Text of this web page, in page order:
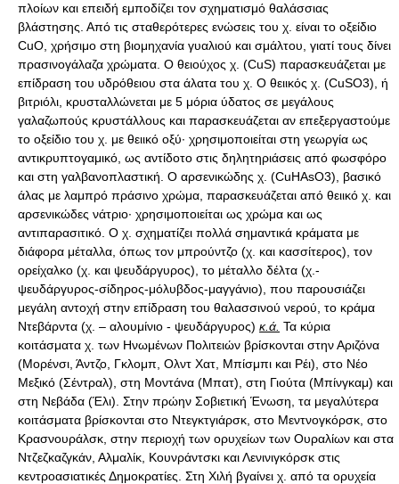
πλοίων και επειδή εμποδίζει τον σχηματισμό θαλάσσιας
βλάστησης. Από τις σταθερότερες ενώσεις του χ. είναι το οξείδιο
CuO, χρήσιμο στη βιομηχανία γυαλιού και σμάλτου, γιατί τους δίνει
πρασινογάλαζα χρώματα. Ο θειούχος χ. (CuS) παρασκευάζεται με
επίδραση του υδρόθειου στα άλατα του χ. Ο θειικός χ. (CuSO3), ή
βιτριόλι, κρυσταλλώνεται με 5 μόρια ύδατος σε μεγάλους
γαλαζωπούς κρυστάλλους και παρασκευάζεται αν επεξεργαστούμε
το οξείδιο του χ. με θειικό οξύ· χρησιμοποιείται στη γεωργία ως
αντικρυπτογαμικό, ως αντίδοτο στις δηλητηριάσεις από φωσφόρο
και στη γαλβανοπλαστική. Ο αρσενικώδης χ. (CuHAsO3), βασικό
άλας με λαμπρό πράσινο χρώμα, παρασκευάζεται από θειικό χ. και
αρσενικώδες νάτριο· χρησιμοποιείται ως χρώμα και ως
αντιπαρασιτικό. Ο χ. σχηματίζει πολλά σημαντικά κράματα με
διάφορα μέταλλα, όπως τον μπρούντζο (χ. και κασσίτερος), τον
ορείχαλκο (χ. και ψευδάργυρος), το μέταλλο δέλτα (χ.-
ψευδάργυρος-σίδηρος-μόλυβδος-μαγγάνιο), που παρουσιάζει
μεγάλη αντοχή στην επίδραση του θαλασσινού νερού, το κράμα
Ντεβάρντα (χ. – αλουμίνιο - ψευδάργυρος) κ.ά. Τα κύρια
κοιτάσματα χ. των Ηνωμένων Πολιτειών βρίσκονται στην Αριζόνα
(Μορένσι, Άντζο, Γκλομπ, Ολντ Χατ, Μπίσμπι και Ρέι), στο Νέο
Μεξικό (Σέντραλ), στη Μοντάνα (Μπατ), στη Γιούτα (Μπίνγκαμ) και
στη Νεβάδα (Έλι). Στην πρώην Σοβιετική Ένωση, τα μεγαλύτερα
κοιτάσματα βρίσκονται στο Ντεγκτγιάρσκ, στο Μεντνογκόρσκ, στο
Κρασνουράλσκ, στην περιοχή των ορυχείων των Ουραλίων και στα
Ντζεζκαζγκάν, Αλμαλίκ, Κουνράντσκι και Λενινιγκόρσκ στις
κεντροασιατικές Δημοκρατίες. Στη Χιλή βγαίνει χ. από τα ορυχεία